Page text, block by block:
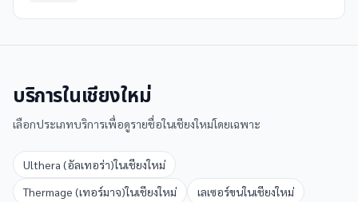
บริการในเชียงใหม่
เลือกประเภทบริการเพื่อดูรายชื่อในเชียงใหม่โดยเฉพาะ
Ulthera (อัลเทอร่า)ในเชียงใหม่
Thermage (เทอร์มาจ)ในเชียงใหม่ เลเซอร์ขนในเชียงใหม่